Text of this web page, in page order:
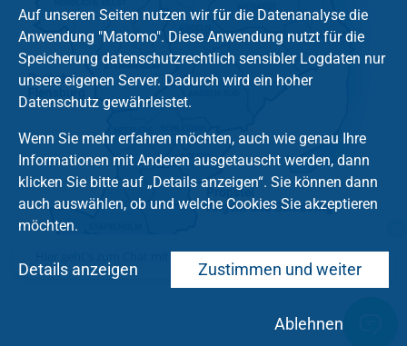
Auf unseren Seiten nutzen wir für die Datenanalyse die
Anwendung "Matomo". Diese Anwendung nutzt für die
Speicherung datenschutzrechtlich sensibler Logdaten nur
unsere eigenen Server. Dadurch wird ein hoher
Datenschutz gewährleistet.
Wenn Sie mehr erfahren möchten, auch wie genau Ihre
Informationen mit Anderen ausgetauscht werden, dann
klicken Sie bitte auf „Details anzeigen“. Sie können dann
auch auswählen, ob und welche Cookies Sie akzeptieren
möchten.
Zustimmen und weiter
Details anzeigen
Ablehnen
Hier geht's zum Chat mit dem Team des Kirchenkreises